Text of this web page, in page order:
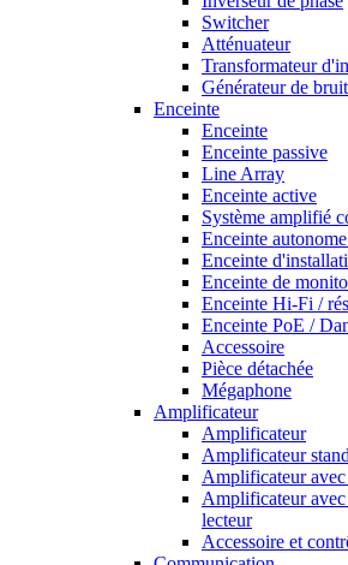
Switcher
Atténuateur
Transformateur
Générateur de bruit
Enceinte
Enceinte
Enceinte passive
Line Array
Enceinte active
Système amplifié
Enceinte
Enceinte
Enceinte de
Enceinte Hi-Fi /
Enceinte PoE /
Accessoire
Pièce détachée
Mégaphone
Amplificateur
Amplificateur
Amplificateur
Amplificateur
Amplificateur
lecteur
Accessoire et